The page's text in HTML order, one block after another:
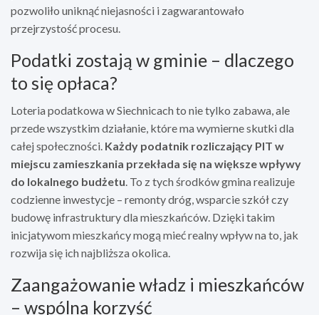
pozwoliło uniknąć niejasności i zagwarantowało
przejrzystość procesu.
Podatki zostają w gminie – dlaczego
to się opłaca?
Loteria podatkowa w Siechnicach to nie tylko zabawa, ale
przede wszystkim działanie, które ma wymierne skutki dla
całej społeczności. Każdy podatnik rozliczający PIT w
miejscu zamieszkania przekłada się na większe wpływy
do lokalnego budżetu. To z tych środków gmina realizuje
codzienne inwestycje – remonty dróg, wsparcie szkół czy
budowę infrastruktury dla mieszkańców. Dzięki takim
inicjatywom mieszkańcy mogą mieć realny wpływ na to, jak
rozwija się ich najbliższa okolica.
Zaangażowanie władz i mieszkańców
– wspólna korzyść